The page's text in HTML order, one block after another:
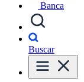
Banca
Buscar